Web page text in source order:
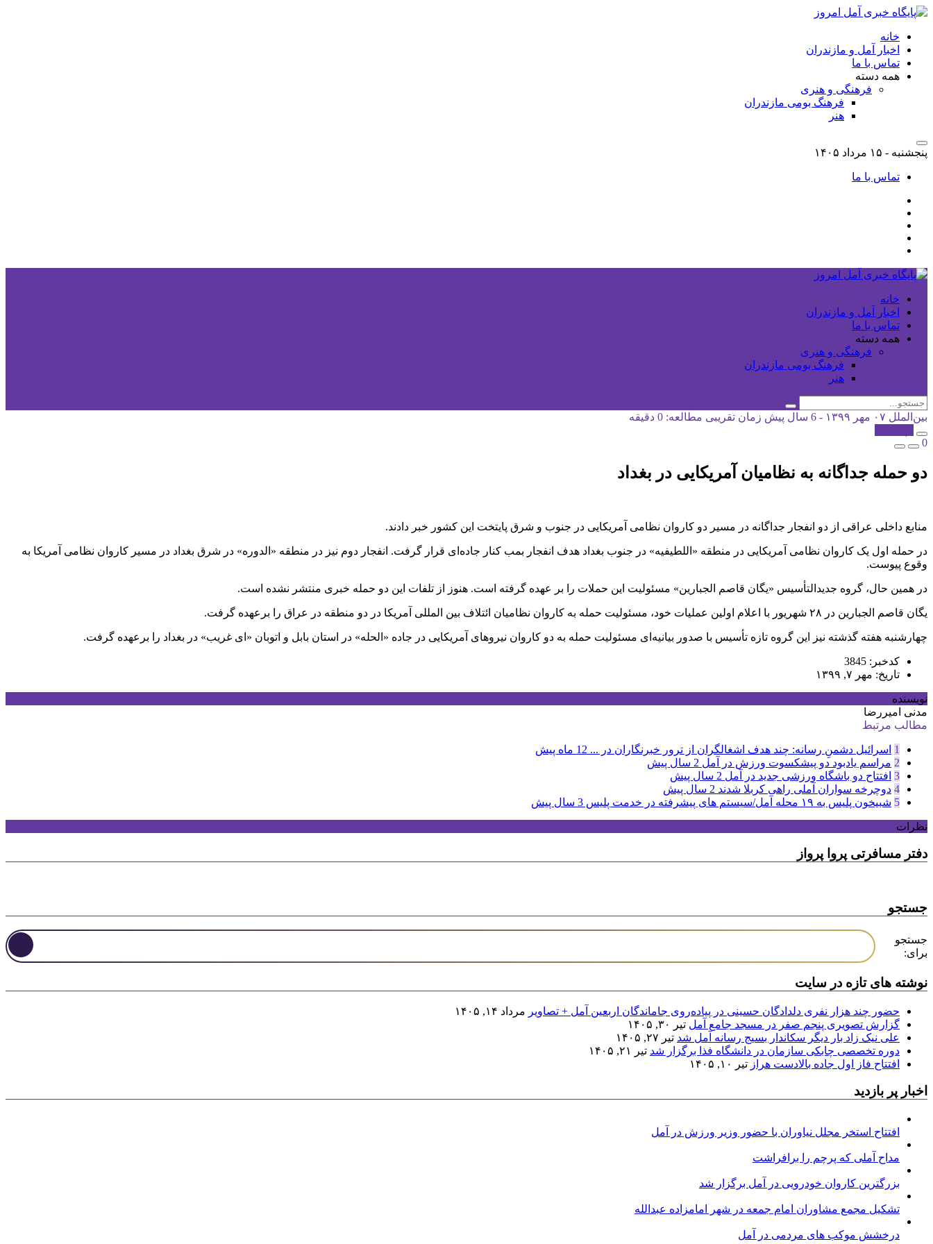
خانه
اخبار آمل و مازندران
تماس با ما
همه دسته
فرهنگی و هنری
فرهنگ بومی مازندران
هنر
پنجشنبه - ۱۵ مرداد ۱۴۰۵
تماس با ما
خانه
اخبار آمل و مازندران
تماس با ما
همه دسته
فرهنگی و هنری
فرهنگ بومی مازندران
هنر
بین‌الملل ۰۷ مهر ۱۳۹۹ - 6 سال پیش
زمان تقریبی مطالعه: 0 دقیقه
0
دو حمله جداگانه به نظامیان آمریکایی در بغداد
منابع داخلی عراقی از دو انفجار جداگانه در مسیر دو کاروان نظامی آمریکایی در جنوب و شرق پایتخت این کشور خبر دادند.
در حمله اول یک کاروان نظامی آمریکایی در منطقه «اللطیفیه» در جنوب بغداد هدف انفجار بمب کنار جاده‌ای قرار گرفت. انفجار دوم نیز در منطقه «الدوره» در شرق بغداد در مسیر کاروان نظامی آمریکا به
وقوع پیوست.
در همین حال، گروه جدیدالتأسیس «یگان قاصم الجبارین» مسئولیت این حملات را بر عهده گرفته است. هنوز از تلفات این دو حمله خبری منتشر نشده است.
یگان قاصم الجبارین در ۲۸ شهریور با اعلام اولین عملیات خود، مسئولیت حمله به کاروان نظامیان ائتلاف بین المللی آمریکا در دو منطقه در عراق را برعهده گرفت.
چهارشنبه هفته گذشته نیز این گروه تازه تأسیس با صدور بیانیه‌ای مسئولیت حمله به دو کاروان نیروهای آمریکایی در جاده «الحله» در استان بابل و اتوبان «ای غریب» در بغداد را برعهده گرفت.
کدخبر: 3845
تاریخ: مهر ۷, ۱۳۹۹
نویسنده
مدنی امیررضا
مطالب مرتبط
1 اسرائیل دشمنِ رسانه: چند هدف اشغالگران از ترور خبرنگاران در ... 12 ماه پیش
2 مراسم یادبود دو پیشکسوت ورزش در آمل 2 سال پیش
3 افتتاح دو باشگاه ورزشی جدید در آمل 2 سال پیش
4 دوچرخه سواران آملی راهی کربلا شدند 2 سال پیش
5 شبیخون پلیس به ۱۹ محله آمل/سیستم های پیشرفته در خدمت پلیس 3 سال پیش
نظرات
دفتر مسافرتی پروا پرواز
جستجو
جستجو
برای:
نوشته های تازه در سایت
حضور چند هزار نفری دلدادگان حسینی در پیاده‌روی جاماندگان اربعین آمل + تصاویر مرداد ۱۴, ۱۴۰۵
گزارش تصویری پنجم صفر در مسجد جامع آمل تیر ۳۰, ۱۴۰۵
علی نیک زاد بار دیگر سکاندار بسیج رسانه آمل شد تیر ۲۷, ۱۴۰۵
دوره تخصصی چابکی سازمان در دانشگاه فذا برگزار شد تیر ۲۱, ۱۴۰۵
افتتاح فاز اول جاده بالادست هراز تیر ۱۰, ۱۴۰۵
اخبار پر بازدید
افتتاح استخر مجلل نیاوران با حضور وزیر ورزش در آمل
مداح آملی که پرچم را برافراشت
بزرگترین کاروان خودرویی در آمل برگزار شد
تشکیل مجمع مشاوران امام جمعه در شهر امامزاده عبدالله
درخشش موکب های مردمی در آمل